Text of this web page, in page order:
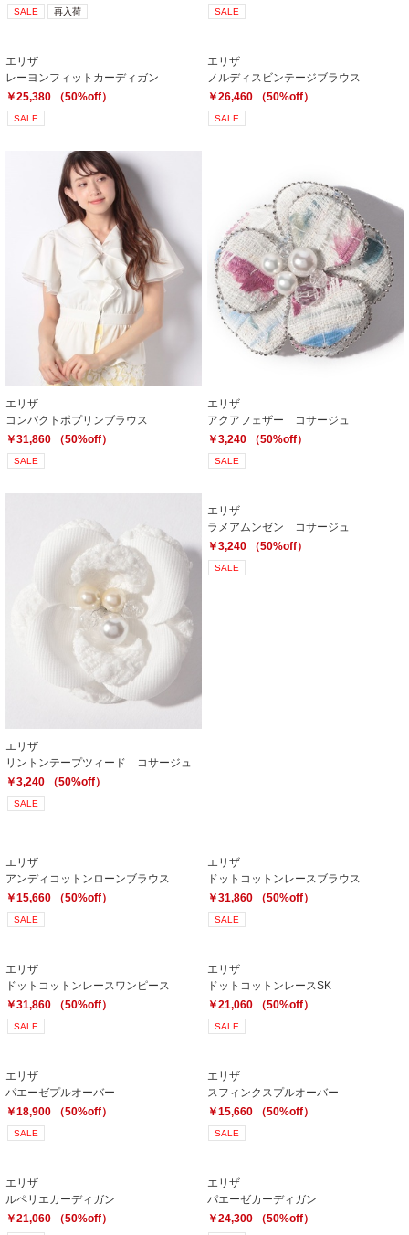
SALE 再入荷 SALE
エリザ
レーヨンフィットカーディガン
￥25,380 （50%off）
SALE
エリザ
ノルディスビンテージブラウス
￥26,460 （50%off）
SALE
エリザ
コンパクトポプリンブラウス
￥31,860 （50%off）
SALE
エリザ
アクアフェザー コサージュ
￥3,240 （50%off）
SALE
エリザ
リントンテープツィード コサージュ
￥3,240 （50%off）
SALE
エリザ
ラメアムンゼン コサージュ
￥3,240 （50%off）
SALE
エリザ
アンディコットンローンブラウス
￥15,660 （50%off）
SALE
エリザ
ドットコットンレースブラウス
￥31,860 （50%off）
SALE
エリザ
ドットコットンレースワンピース
￥31,860 （50%off）
SALE
エリザ
ドットコットンレースSK
￥21,060 （50%off）
SALE
エリザ
パエーゼプルオーバー
￥18,900 （50%off）
SALE
エリザ
スフィンクスプルオーバー
￥15,660 （50%off）
SALE
エリザ
ルペリエカーディガン
￥21,060 （50%off）
エリザ
パエーゼカーディガン
￥24,300 （50%off）